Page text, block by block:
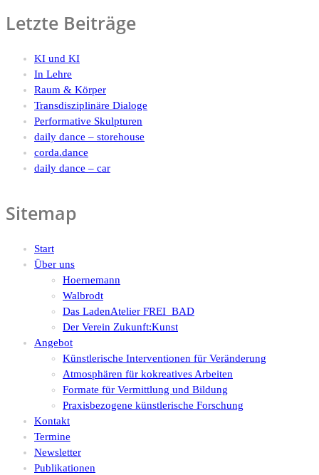
Letzte Beiträge
KI und KI
In Lehre
Raum & Körper
Transdisziplinäre Dialoge
Performative Skulpturen
daily dance – storehouse
corda.dance
daily dance – car
Sitemap
Start
Über uns
Hoernemann
Walbrodt
Das LadenAtelier FREI_BAD
Der Verein Zukunft:Kunst
Angebot
Künstlerische Interventionen für Veränderung
Atmosphären für kokreatives Arbeiten
Formate für Vermittlung und Bildung
Praxisbezogene künstlerische Forschung
Kontakt
Termine
Newsletter
Publikationen